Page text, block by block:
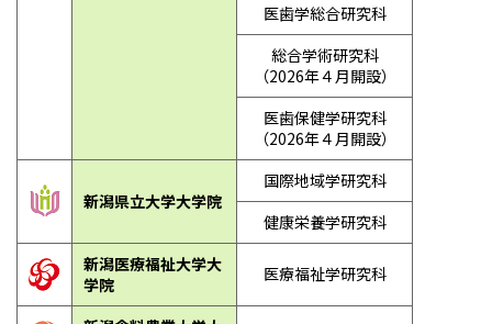
医歯学総合研究科
総合学術研究科
（2026年４月開設）
医歯保健学研究科
（2026年４月開設）
新潟県立大学大学院
国際地域学研究科
健康栄養学研究科
新潟医療福祉大学大
学院
医療福祉学研究科